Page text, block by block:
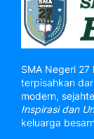
SMA Negeri
terpisahkan
modern,
Inspirasi dan
keluarga